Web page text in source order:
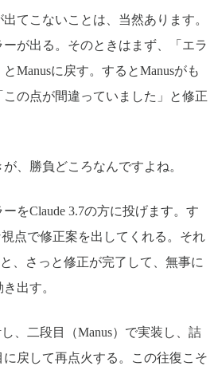
てこないことは、当然あります。
が出る。そのときはまず、「エラ
Manusに戻す。するとManusがも
の点が間違っていました」と修正
、勝負どころなんですよね。
をClaude 3.7の方に投げます。す
点で修正案を出してくれる。それ
、さっと修正が完了して、無事に
出す。
、二段目（Manus）で実装し、詰
戻して再点火する。この往復こそ